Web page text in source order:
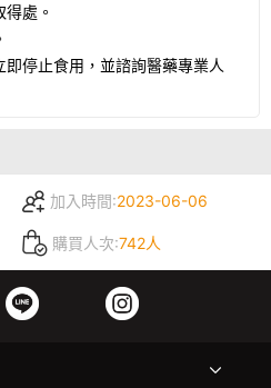
處。
停止食用，並諮詢醫藥專業人
加入時間:2023-06-06
購買人次:742人